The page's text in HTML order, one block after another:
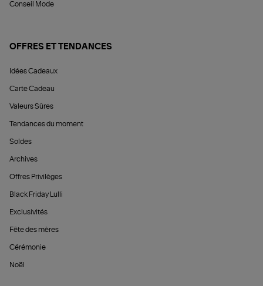
Conseil Mode
OFFRES ET TENDANCES
Idées Cadeaux
Carte Cadeau
Valeurs Sûres
Tendances du moment
Soldes
Archives
Offres Privilèges
Black Friday Lulli
Exclusivités
Fête des mères
Cérémonie
Noël